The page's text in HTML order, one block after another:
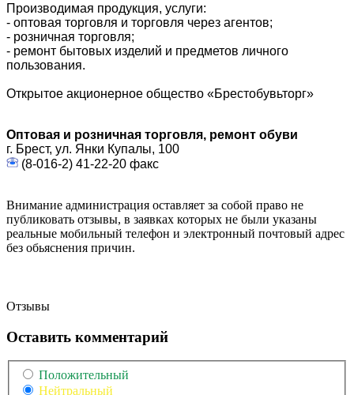
Производимая продукция, услуги:
- оптовая торговля и торговля через агентов;
- розничная торговля;
- ремонт бытовых изделий и предметов личного
пользования.
Открытое акционерное общество «Брестобувьторг»
Оптовая и розничная торговля, ремонт обуви
г. Брест, ул. Янки Купалы, 100
(8-016-2) 41-22-20 факс
Внимание администрация оставляет за собой право не
публиковать отзывы, в заявках которых не были указаны
реальные мобильный телефон и электронный почтовый адрес
без обьяснения причин.
Отзывы
Оставить комментарий
Положительный
Нейтральный